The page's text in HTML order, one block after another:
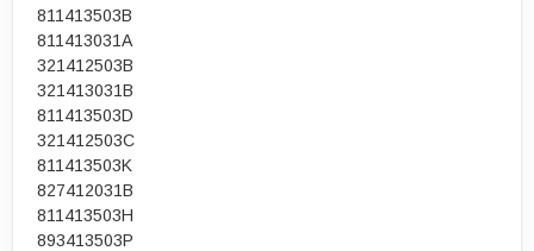
811413503B
811413031A
321412503B
321413031B
811413503D
321412503C
811413503K
827412031B
811413503H
893413503P